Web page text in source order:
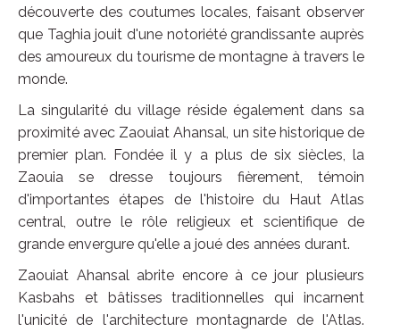
découverte des coutumes locales, faisant observer
que Taghia jouit d'une notoriété grandissante auprès
des amoureux du tourisme de montagne à travers le
monde.
La singularité du village réside également dans sa
proximité avec Zaouiat Ahansal, un site historique de
premier plan. Fondée il y a plus de six siècles, la
Zaouia se dresse toujours fièrement, témoin
d'importantes étapes de l'histoire du Haut Atlas
central, outre le rôle religieux et scientifique de
grande envergure qu'elle a joué des années durant.
Zaouiat Ahansal abrite encore à ce jour plusieurs
Kasbahs et bâtisses traditionnelles qui incarnent
l'unicité de l'architecture montagnarde de l'Atlas.